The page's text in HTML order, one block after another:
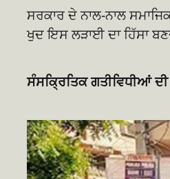
ਸਰਕਾਰ ਦੇ ਨਾਲ-ਨਾਲ
ਖੁਦ ਇਸ ਲੜਾਈ ਦਾ ਹਿੱਸਾ
ਸੰਸਕ੍ਰਿਤਿਕ ਗਤੀਵਿਧੀਆਂ ਦੀ